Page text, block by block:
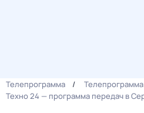
Телепрограмма
Техно 24 — программа передач в